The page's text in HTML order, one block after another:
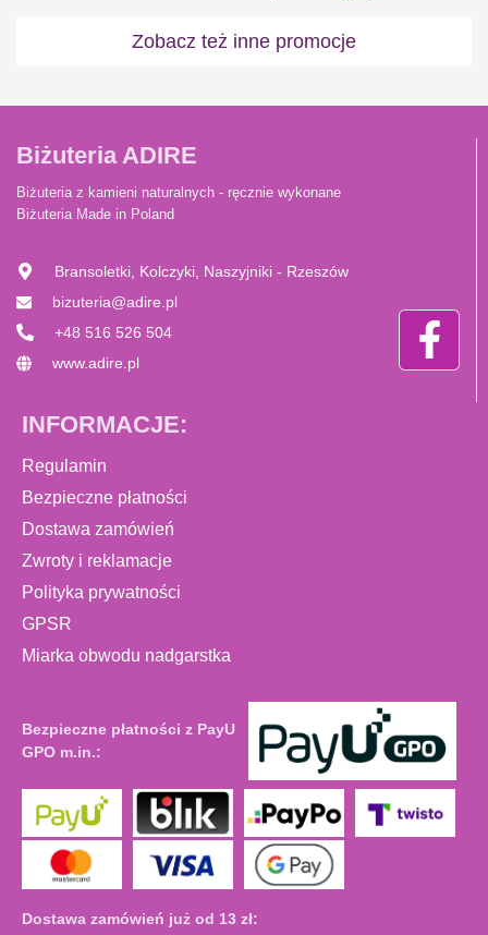
Zobacz też inne promocje
Biżuteria ADIRE
Biżuteria z kamieni naturalnych - ręcznie wykonane
Biżuteria Made in Poland
Bransoletki, Kolczyki, Naszyjniki - Rzeszów
bizuteria@adire.pl
+48 516 526 504
www.adire.pl
INFORMACJE:
Regulamin
Bezpieczne płatności
Dostawa zamówień
Zwroty i reklamacje
Polityka prywatności
GPSR
Miarka obwodu nadgarstka
Bezpieczne płatności z PayU
GPO m.in.:
Dostawa zamówień już od 13 zł: